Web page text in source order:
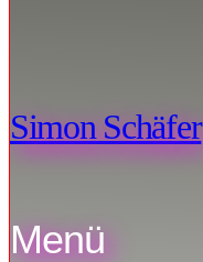
Simon Schäfer
Menü